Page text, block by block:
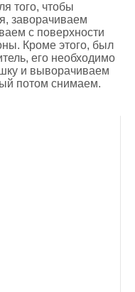
того, чтобы
заворачиваем
с поверхности
Кроме этого, был
его необходимо
и выворачиваем
потом снимаем.